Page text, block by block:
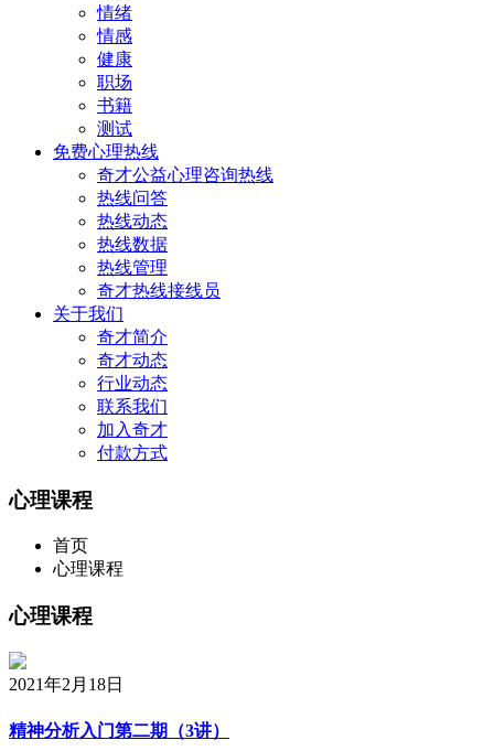
情绪
情感
健康
职场
书籍
测试
免费心理热线
奇才公益心理咨询热线
热线问答
热线动态
热线数据
热线管理
奇才热线接线员
关于我们
奇才简介
奇才动态
行业动态
联系我们
加入奇才
付款方式
心理课程
首页
心理课程
心理课程
2021年2月18日
精神分析入门第二期（3讲）